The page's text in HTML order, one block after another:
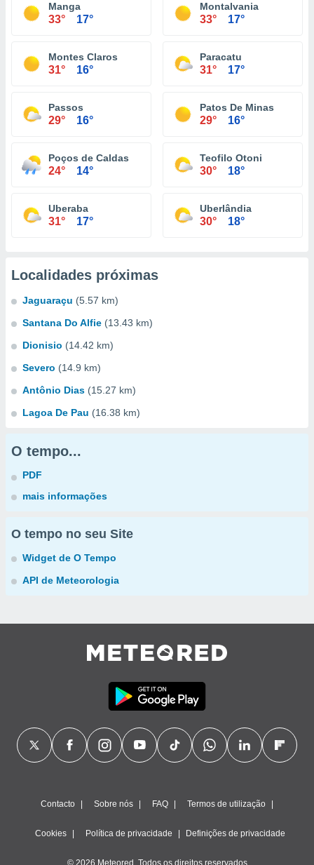
Manga
33° 17°
Montalvania
33° 17°
Montes Claros
31° 16°
Paracatu
31° 17°
Passos
29° 16°
Patos De Minas
29° 16°
Poços de Caldas
24° 14°
Teofilo Otoni
30° 18°
Uberaba
31° 17°
Uberlândia
30° 18°
Localidades próximas
Jaguaraçu (5.57 km)
Santana Do Alfie (13.43 km)
Dionisio (14.42 km)
Severo (14.9 km)
Antônio Dias (15.27 km)
Lagoa De Pau (16.38 km)
O tempo...
PDF
mais informações
O tempo no seu Site
Widget de O Tempo
API de Meteorologia
Contacto Sobre nós FAQ Termos de utilização
Cookies Política de privacidade Definições de privacidade
© 2026 Meteored. Todos os direitos reservados